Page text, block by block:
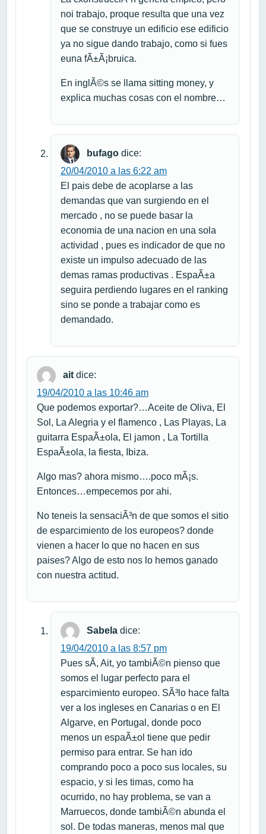
noi trabajo, proque resulta que una vez
que se construye un edificio ese edificio
ya no sigue dando trabajo, como si fues
euna fÃ±Ã¡bruica.
En inglÃ©s se llama sitting money, y
explica muchas cosas con el nombre…
bufago dice:
20/04/2010 a las 6:22 am
El pais debe de acoplarse a las
demandas que van surgiendo en el
mercado , no se puede basar la
economia de una nacion en una sola
actividad , pues es indicador de que no
existe un impulso adecuado de las
demas ramas productivas . EspaÃ±a
seguira perdiendo lugares en el ranking
sino se ponde a trabajar como es
demandado.
ait dice:
19/04/2010 a las 10:46 am
Que podemos exportar?…Aceite de Oliva, El
Sol, La Alegria y el flamenco , Las Playas, La
guitarra EspaÃ±ola, El jamon , La Tortilla
EspaÃ±ola, la fiesta, Ibiza.
Algo mas? ahora mismo….poco mÃ¡s.
Entonces…empecemos por ahi.
No teneis la sensaciÃ³n de que somos el sitio
de esparcimiento de los europeos? donde
vienen a hacer lo que no hacen en sus
paises? Algo de esto nos lo hemos ganado
con nuestra actitud.
Sabela dice:
19/04/2010 a las 8:57 pm
Pues sÃ­, Ait, yo tambiÃ©n pienso que
somos el lugar perfecto para el
esparcimiento europeo. SÃ³lo hace falta
ver a los ingleses en Canarias o en El
Algarve, en Portugal, donde poco
menos un espaÃ±ol tiene que pedir
permiso para entrar. Se han ido
comprando poco a poco sus locales, su
espacio, y si les timas, como ha
ocurrido, no hay problema, se van a
Marruecos, donde tambiÃ©n abunda el
sol. De todas maneras, menos mal que